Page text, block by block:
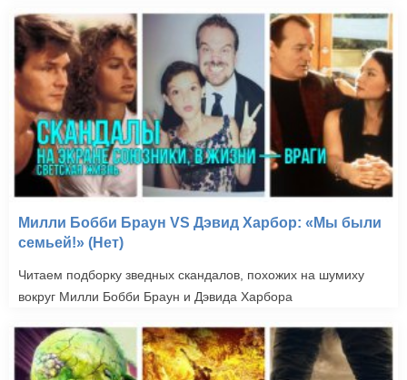
Милли Бобби Браун VS Дэвид Харбор: «Мы были
семьей!» (Нет)
Читаем подборку зведных скандалов, похожих на шумиху
вокруг Милли Бобби Браун и Дэвида Харбора